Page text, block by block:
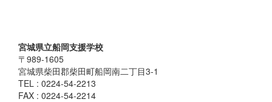
宮城県立船岡支援学校
〒989-1605
宮城県柴田郡柴田町船岡南二丁目3-1
TEL : 0224-54-2213
FAX : 0224-54-2214